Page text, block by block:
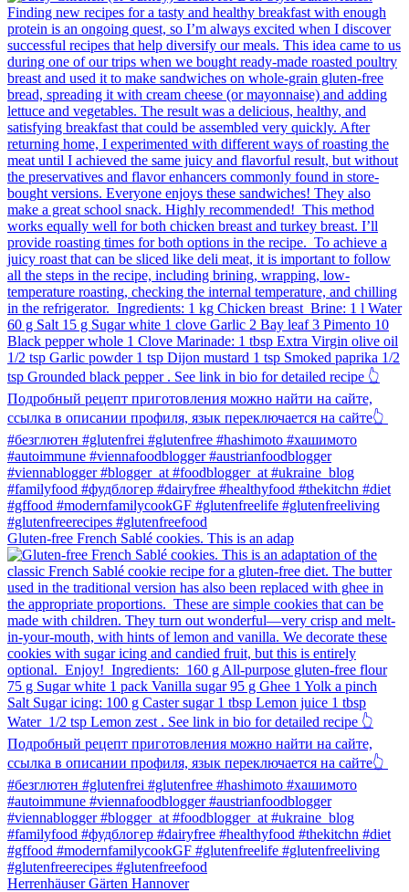
Gluten-free French Sablé cookies.⁠ This is an adap
Herrenhäuser Gärten Hannover